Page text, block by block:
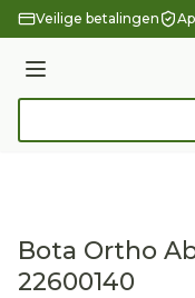
Ga naar de inhoud
Veilige betalingen
Menu
Bota Ortho
22600140